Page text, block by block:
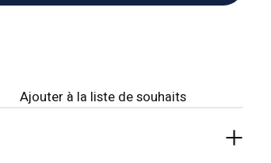
Ajouter à la liste de souhaits